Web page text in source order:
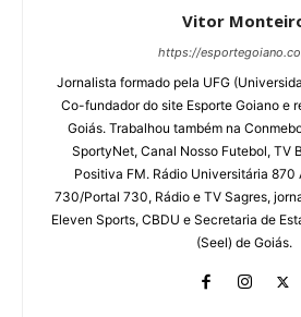
Vitor
https://
Jornalista formado pela UFG
Co-fundador do site Esporte Goiano e
Goiás. Trabalhou também na
SportyNet, Canal Nosso Futebol, TV
Positiva FM. Rádio Universitária 870
730/Portal 730, Rádio e TV Sagres,
Eleven Sports, CBDU e Secretaria de
(Seel) de Goiás.